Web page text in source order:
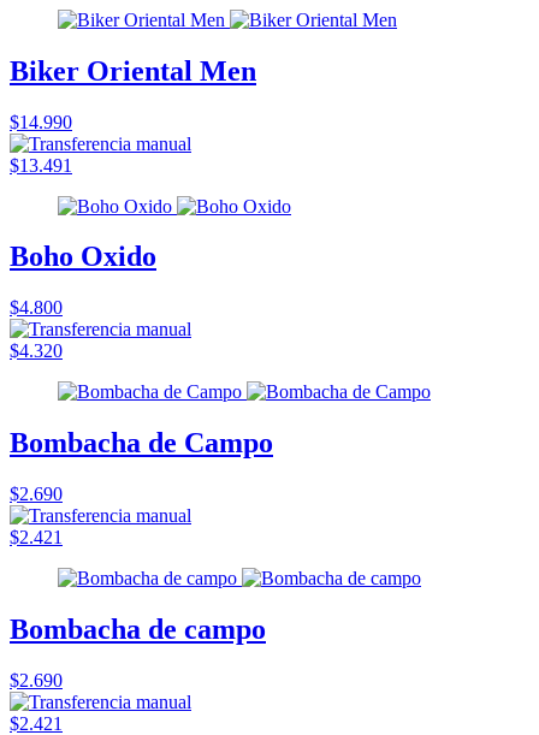
Biker Oriental Men
$14.990
$13.491
Boho Oxido
$4.800
$4.320
Bombacha de Campo
$2.690
$2.421
Bombacha de campo
$2.690
$2.421